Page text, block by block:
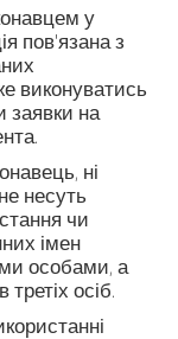
у
пов'язана з
виконуватись
заявки на
ні
несуть
чи
імен
особами, а
осіб.